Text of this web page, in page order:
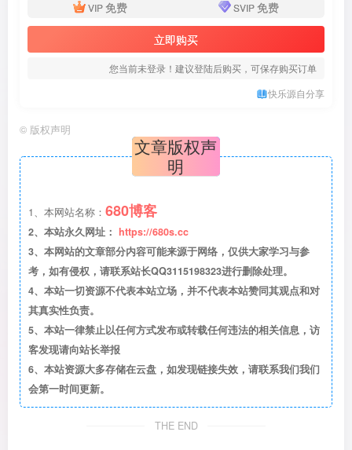
VIP免费 SVIP免费
立即购买
您当前未登录！建议登陆后购买，可保存购买订单
快乐源自分享
© 版权声明
文章版权声
明
1、本网站名称： 680博客
2、本站永久网址： https://680s.cc
3、本网站的文章部分内容可能来源于网络，仅供大家学习与参
考，如有侵权，请联系站长QQ3115198323进行删除处理。
4、本站一切资源不代表本站立场，并不代表本站赞同其观点和对
其真实性负责。
5、本站一律禁止以任何方式发布或转载任何违法的相关信息，访
客发现请向站长举报
6、本站资源大多存储在云盘，如发现链接失效，请联系我们我们
会第一时间更新。
THE END